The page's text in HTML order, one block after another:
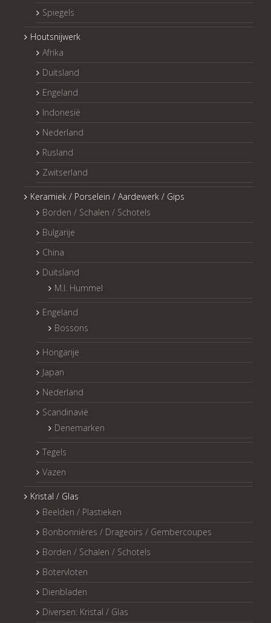
Spiegels
Houtsnijwerk
Afrika
Duitsland
Engeland
Indonesië
Nederland
Rusland
Zwitserland
Keramiek / Porselein / Aardewerk / Gips
Borden / Schalen / Schotels
Bulgarije
China
Duitsland
M.I. Hummel
Engeland
Bossons
Hongarije
Japan
Nederland
Scandinavië
Denemarken
Tegels
Vazen
Kristal / Glas
Beelden / Plastieken
Bonbonnières / Drageoirs / Gembercoupes
Borden / Schalen / Schotels
Botervloten
Dienbladen
Diversen: Kristal / Glas